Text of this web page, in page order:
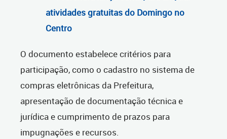
atividades gratuitas do Domingo no
Centro
O documento estabelece critérios para
participação, como o cadastro no sistema de
compras eletrônicas da Prefeitura,
apresentação de documentação técnica e
jurídica e cumprimento de prazos para
impugnações e recursos.